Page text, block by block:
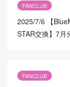
FANCLUB
2025/7/6
【
STAR交換】7月
FANCLUB